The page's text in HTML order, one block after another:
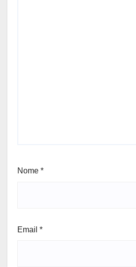
Nome *
Email *